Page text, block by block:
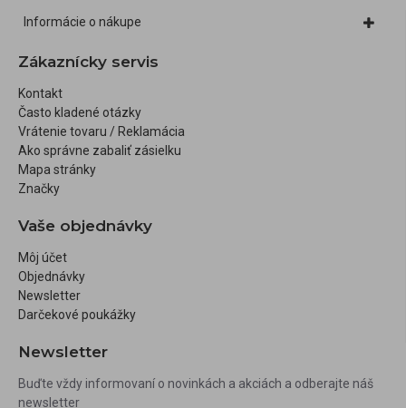
Informácie o nákupe
Zákaznícky servis
Kontakt
Často kladené otázky
Vrátenie tovaru / Reklamácia
Ako správne zabaliť zásielku
Mapa stránky
Značky
Vaše objednávky
Môj účet
Objednávky
Newsletter
Darčekové poukážky
Newsletter
Buďte vždy informovaní o novinkách a akciách a odberajte náš
newsletter